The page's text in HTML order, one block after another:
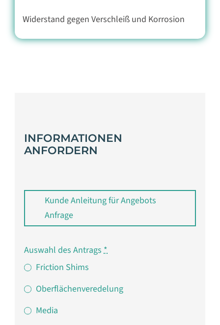
Widerstand gegen Verschleiß und Korrosion
INFORMATIONEN
ANFORDERN
Kunde Anleitung für Angebots
Anfrage
Auswahl des Antrags*
Friction Shims
Oberflächenveredelung
Media